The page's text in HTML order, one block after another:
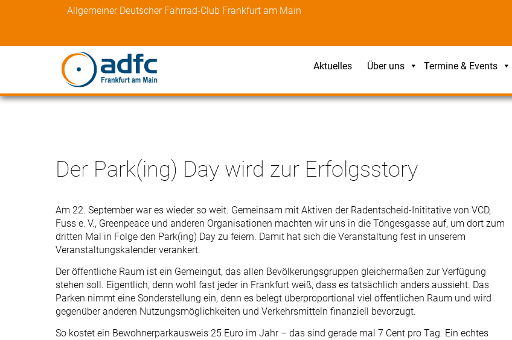
Allgemeiner Deutscher Fahrrad-Club Frankfurt am Main
Aktuelles Über uns Termine & Events
Der Park(ing) Day wird zur Erfolgsstory
Am 22. September war es wieder so weit. Gemeinsam mit Aktiven der Radentscheid-Inititative von VCD,
Fuss e. V., Greenpeace und anderen Organisationen machten wir uns in die Töngesgasse auf, um dort zum
dritten Mal in Folge den Park(ing) Day zu feiern. Damit hat sich die Veranstaltung fest in unserem
Veranstaltungskalender verankert.
Der öffentliche Raum ist ein Gemeingut, das allen Bevölkerungsgruppen gleichermaßen zur Verfügung
stehen soll. Eigentlich, denn wohl fast jeder in Frankfurt weiß, dass es tatsächlich anders aussieht. Das
Parken nimmt eine Sonderstellung ein, denn es belegt überproportional viel öffentlichen Raum und wird
gegenüber anderen Nutzungsmöglichkeiten und Verkehrsmitteln finanziell bevorzugt.
So kostet ein Bewohnerparkausweis 25 Euro im Jahr – das sind gerade mal 7 Cent pro Tag. Ein echtes